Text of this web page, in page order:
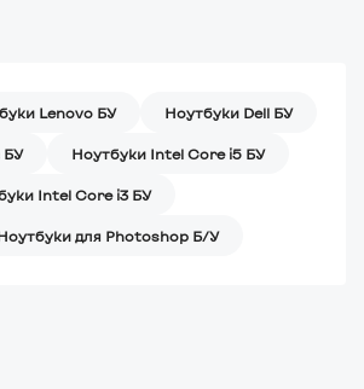
Lenovo БУ Ноутбуки Dell БУ
БУ Ноутбуки Intel Core i5 БУ
Intel Core i3 БУ
для Photoshop Б/У